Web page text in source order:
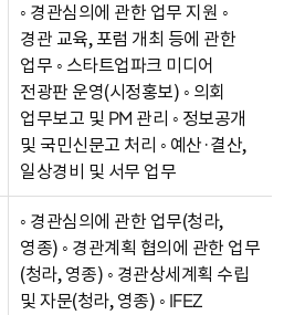
◦ 경관심의에 관한 업무 지원 ◦
경관 교육, 포럼 개최 등에 관한
업무 ◦ 스타트업파크 미디어
전광판 운영(시정홍보) ◦ 의회
업무보고 및 PM 관리 ◦ 정보공개
및 국민신문고 처리 ◦ 예산·결산,
일상경비 및 서무 업무
◦ 경관심의에 관한 업무(청라,
영종) ◦ 경관계획 협의에 관한 업무
(청라, 영종) ◦ 경관상세계획 수립
및 자문(청라, 영종) ◦ IFEZ